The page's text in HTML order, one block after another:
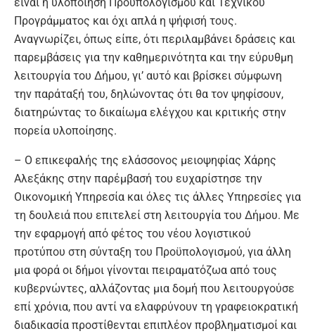
είναι η υλοποίηση Προϋπολογισμού και Τεχνικού
Προγράμματος και όχι απλά η ψήφισή τους.
Αναγνωρίζει, όπως είπε, ότι περιλαμβάνει δράσεις και
παρεμβάσεις για την καθημερινότητα και την εύρυθμη
λειτουργία του Δήμου, γι’ αυτό και βρίσκει σύμφωνη
την παράταξή του, δηλώνοντας ότι θα τον ψηφίσουν,
διατηρώντας το δικαίωμα ελέγχου και κριτικής στην
πορεία υλοποίησης.
– Ο επικεφαλής της ελάσσονος μειοψηφίας Χάρης
Αλεξάκης στην παρέμβασή του ευχαρίστησε την
Οικονομική Υπηρεσία και όλες τις άλλες Υπηρεσίες για
τη δουλειά που επιτελεί στη λειτουργία του Δήμου. Με
την εφαρμογή από φέτος του νέου λογιστικού
προτύπου στη σύνταξη του Προϋπολογισμού, για άλλη
μια φορά οι δήμοι γίνονται πειραματόζωα από τους
κυβερνώντες, αλλάζοντας μια δομή που λειτουργούσε
επί χρόνια, που αντί να ελαφρύνουν τη γραφειοκρατική
διαδικασία προστίθενται επιπλέον προβληματισμοί και